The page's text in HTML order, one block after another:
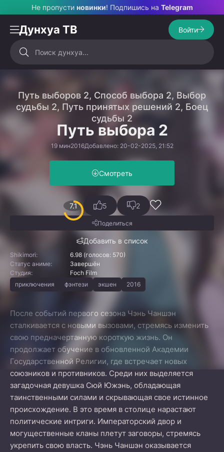
Не пропусти новинки! Подпишись на Telegram
Дунхуа ТВ Войти
Путь выборов 2, Способ выбора 2, Выбор
судьбы 2, Путь принятых решений 2, Боец
судьбы 2
Путь выбора 2
19 мин2016Добавлено: 20-02-2025, 21:52
Смотреть
7.1
Добавить в список
5 2
Поделиться
Shikimori:
6.98 (голосов: 570)
Статус аниме:
Завершён
Студия:
Foch Film
приключения
фэнтези экшен 2016
После событий первого сезона Чэнь Чаншэн
сталкивается с новыми вызовами, стремясь изменить
свою предначертанную короткую жизнь. Он
продолжает обучение в обновленной Академии
Государственной Религии, где встречает новых
союзников и противников. Среди них выделяется
загадочная девушка Сюй Южэнь, обладающая
таинственными силами и скрывающая свое истинное
происхождение. В это время в столице нарастают
политические интриги. Императорский двор и
могущественные кланы плетут заговоры, стремясь
укрепить свою власть. Чэнь Чаншэн оказывается